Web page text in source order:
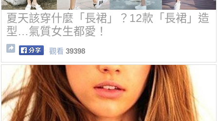
夏天該穿什麼「長裙」？12款「長裙」造
型…氣質女生都愛！
觀看 39398